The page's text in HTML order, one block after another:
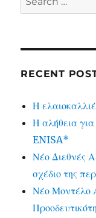
for:
RECENT
Η
Η αλήθεια
ENISA*
Νέο Διεθνές
σχέδιο της
Νέο Μοντέλο